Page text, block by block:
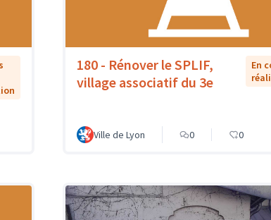
180 - Rénover le SPLIF,
village associatif du 3e
En
Ville de Lyon 0 0